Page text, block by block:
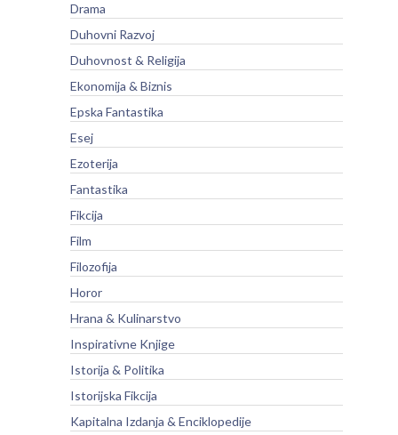
Drama
Duhovni Razvoj
Duhovnost & Religija
Ekonomija & Biznis
Epska Fantastika
Esej
Ezoterija
Fantastika
Fikcija
Film
Filozofija
Horor
Hrana & Kulinarstvo
Inspirativne Knjige
Istorija & Politika
Istorijska Fikcija
Kapitalna Izdanja & Enciklopedije